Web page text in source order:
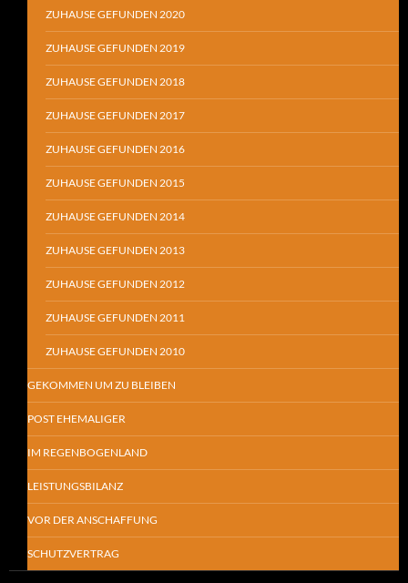
ZUHAUSE GEFUNDEN 2020
ZUHAUSE GEFUNDEN 2019
ZUHAUSE GEFUNDEN 2018
ZUHAUSE GEFUNDEN 2017
ZUHAUSE GEFUNDEN 2016
ZUHAUSE GEFUNDEN 2015
ZUHAUSE GEFUNDEN 2014
ZUHAUSE GEFUNDEN 2013
ZUHAUSE GEFUNDEN 2012
ZUHAUSE GEFUNDEN 2011
ZUHAUSE GEFUNDEN 2010
GEKOMMEN UM ZU BLEIBEN
POST EHEMALIGER
IM REGENBOGENLAND
LEISTUNGSBILANZ
VOR DER ANSCHAFFUNG
SCHUTZVERTRAG